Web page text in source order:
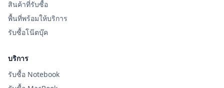
สินค้าที่รับซื้อ
พื้นที่พร้อมให้บริการ
รับซื้อโน๊ตบุ๊ค
บริการ
รับซื้อ Notebook